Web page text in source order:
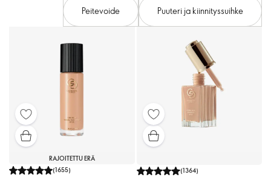
Peitevoide
Puuteri ja kiinnityssuihke
RAJOITETTU ERÄ
(1655)
(1364)